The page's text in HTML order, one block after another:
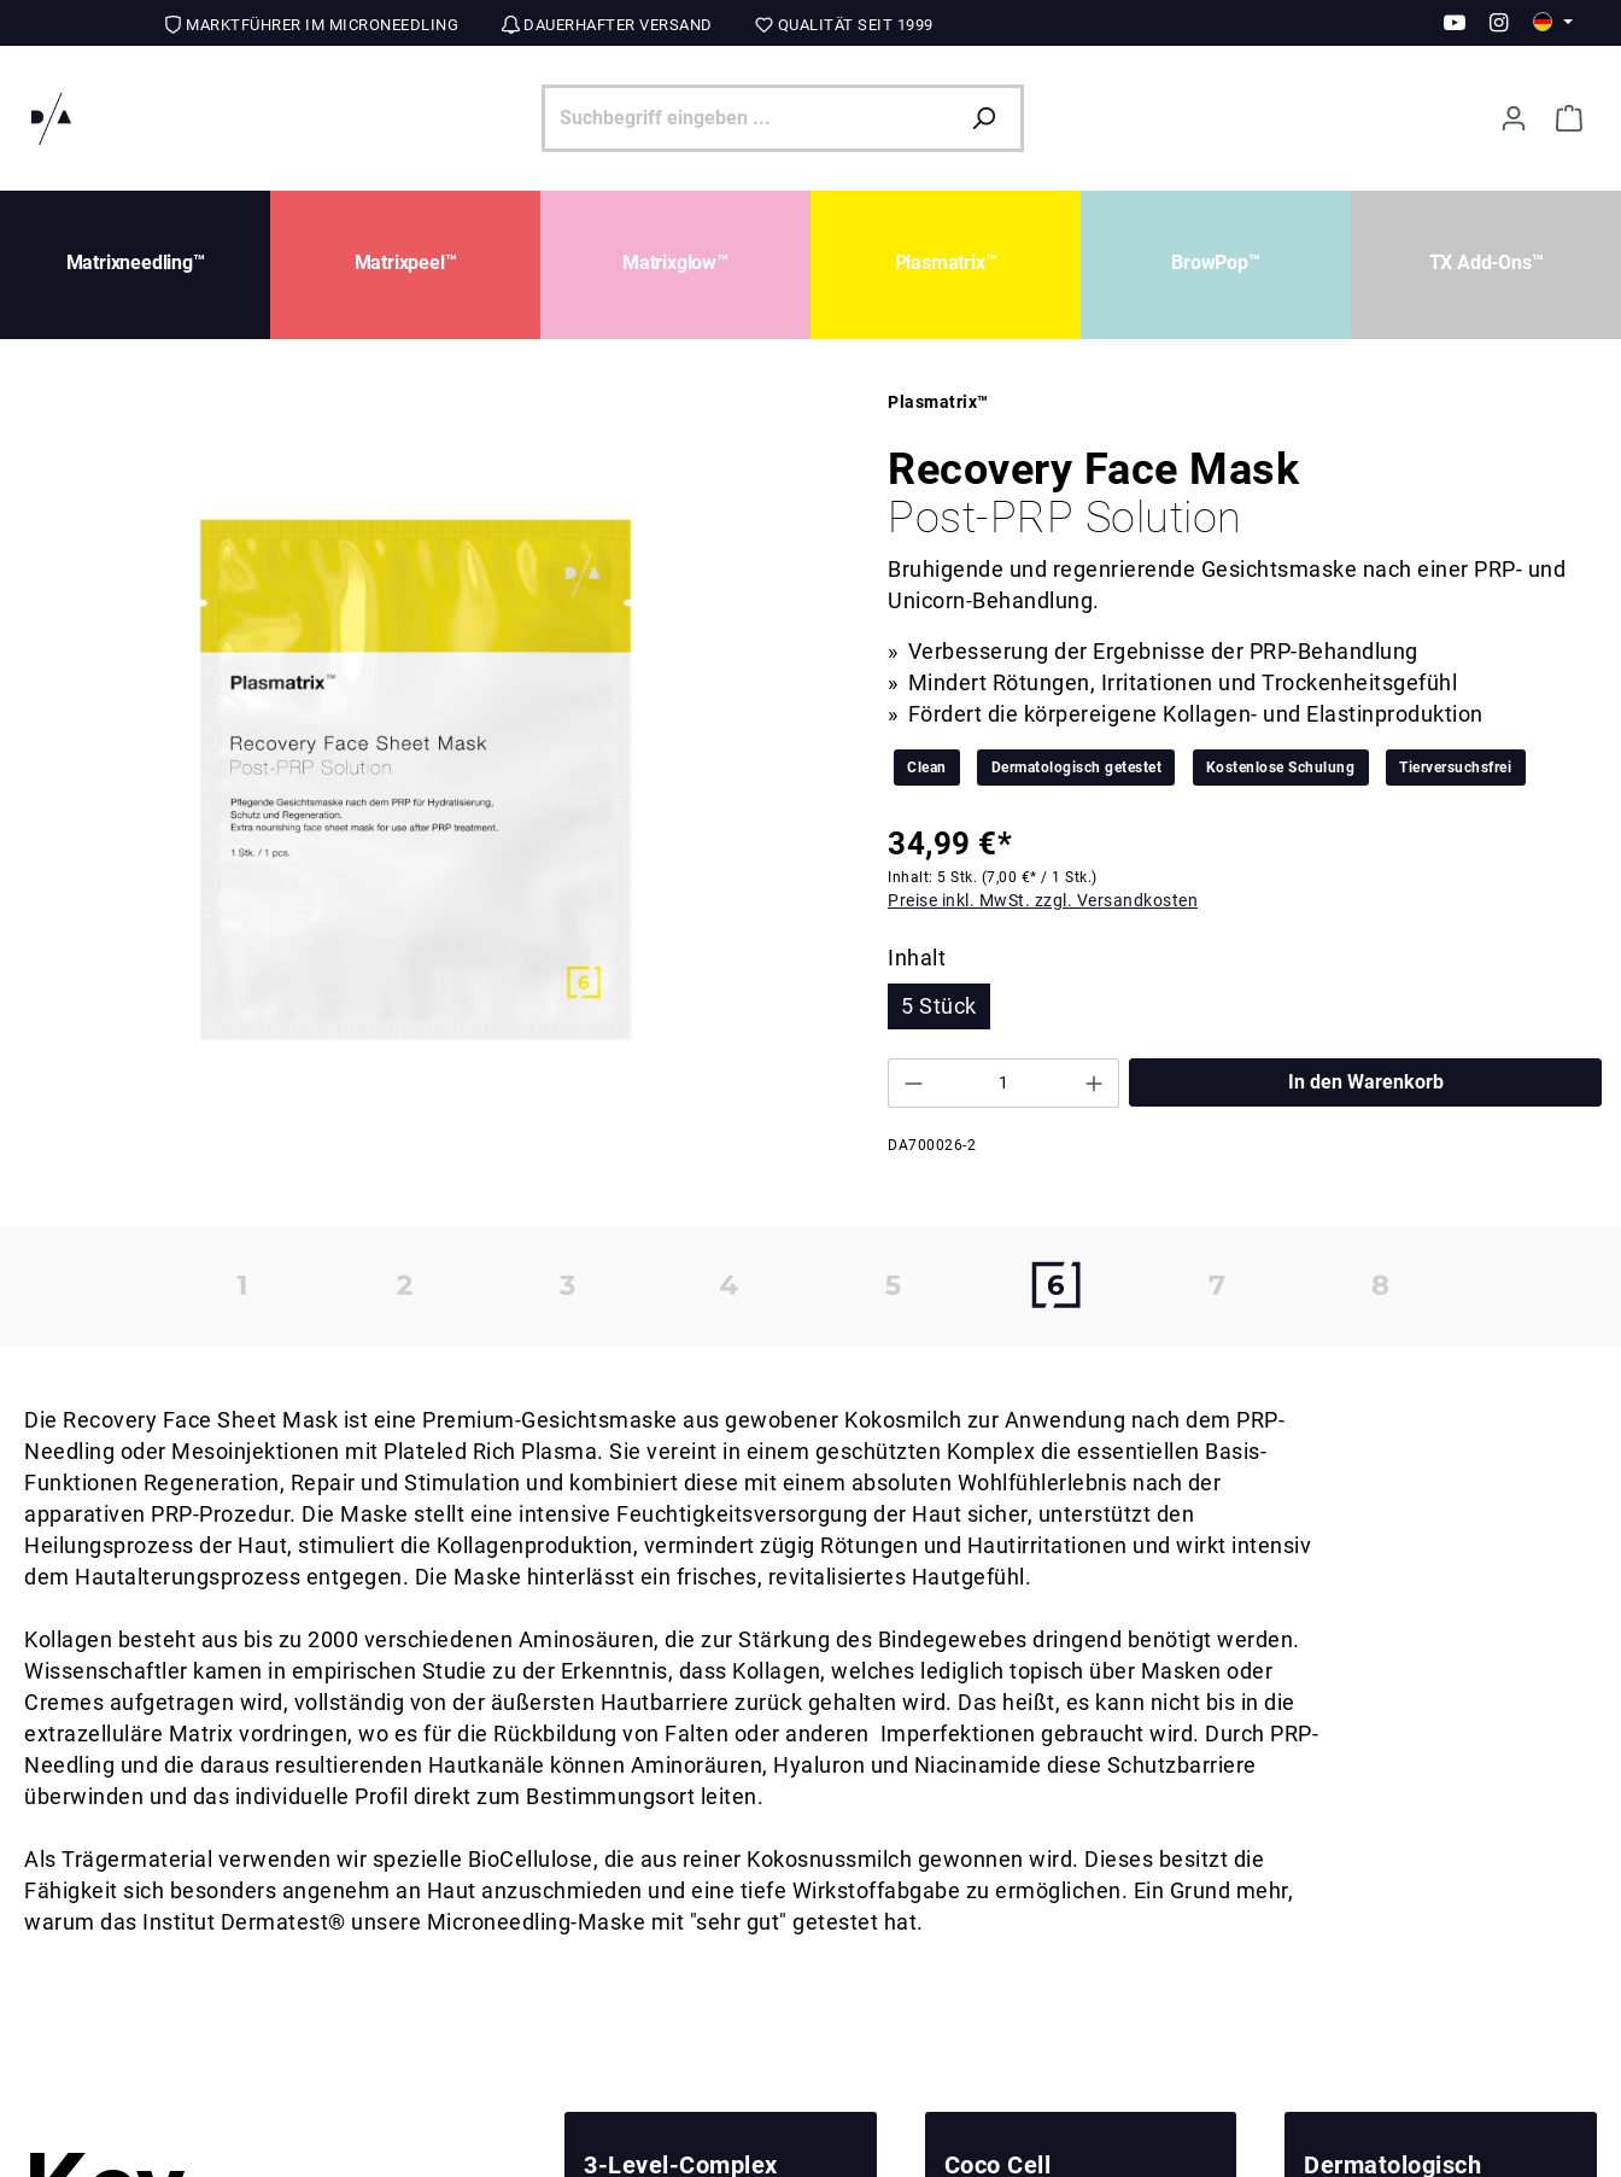
MARKTFÜHRER IM MICRONEEDLING DAUERHAFTER VERSAND QUALITÄT SEIT 1999
Matrixneedling™ Matrixpeel™ Matrixglow™ Plasmatrix™ BrowPop™ TX Add-Ons™
Plasmatrix™
Recovery Face Mask
Post-PRP Solution
Bruhigende und regenrierende Gesichtsmaske nach einer PRP- und
Unicorn-Behandlung.
Verbesserung der Ergebnisse der PRP-Behandlung
Mindert Rötungen, Irritationen und Trockenheitsgefühl
Fördert die körpereigene Kollagen- und Elastinproduktion
Clean Dermatologisch getestet Kostenlose Schulung Tierversuchsfrei
34,99 €*
Inhalt: 5 Stk. (7,00 €* / 1 Stk.)
Preise inkl. MwSt. zzgl. Versandkosten
Inhalt
5 Stück
In den Warenkorb
DA700026-2
Die Recovery Face Sheet Mask ist eine Premium-Gesichtsmaske aus gewobener Kokosmilch zur Anwendung nach dem PRP-
Needling oder Mesoinjektionen mit Plateled Rich Plasma. Sie vereint in einem geschützten Komplex die essentiellen Basis-
Funktionen Regeneration, Repair und Stimulation und kombiniert diese mit einem absoluten Wohlfühlerlebnis nach der
apparativen PRP-Prozedur. Die Maske stellt eine intensive Feuchtigkeitsversorgung der Haut sicher, unterstützt den
Heilungsprozess der Haut, stimuliert die Kollagenproduktion, vermindert zügig Rötungen und Hautirritationen und wirkt intensiv
dem Hautalterungsprozess entgegen. Die Maske hinterlässt ein frisches, revitalisiertes Hautgefühl.
Kollagen besteht aus bis zu 2000 verschiedenen Aminosäuren, die zur Stärkung des Bindegewebes dringend benötigt werden.
Wissenschaftler kamen in empirischen Studie zu der Erkenntnis, dass Kollagen, welches lediglich topisch über Masken oder
Cremes aufgetragen wird, vollständig von der äußersten Hautbarriere zurück gehalten wird. Das heißt, es kann nicht bis in die
extrazelluläre Matrix vordringen, wo es für die Rückbildung von Falten oder anderen Imperfektionen gebraucht wird. Durch PRP-
Needling und die daraus resultierenden Hautkanäle können Aminoräuren, Hyaluron und Niacinamide diese Schutzbarriere
überwinden und das individuelle Profil direkt zum Bestimmungsort leiten.
Als Trägermaterial verwenden wir spezielle BioCellulose, die aus reiner Kokosnussmilch gewonnen wird. Dieses besitzt die
Fähigkeit sich besonders angenehm an Haut anzuschmieden und eine tiefe Wirkstoffabgabe zu ermöglichen. Ein Grund mehr,
warum das Institut Dermatest® unsere Microneedling-Maske mit "sehr gut" getestet hat.
3-Level-Complex Coco Cell
Dermatologisch